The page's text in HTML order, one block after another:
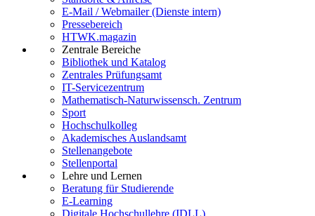
E-Mail / Webmailer (Dienste intern)
Pressebereich
HTWK.magazin
Zentrale Bereiche
Bibliothek und Katalog
Zentrales Prüfungsamt
IT-Servicezentrum
Mathematisch-Naturwissensch. Zentrum
Sport
Hochschulkolleg
Akademisches Auslandsamt
Stellenangebote
Stellenportal
Lehre und Lernen
Beratung für Studierende
E-Learning
Digitale Hochschullehre (IDLL)